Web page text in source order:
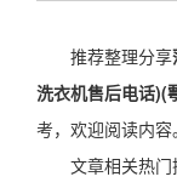
推荐整理分享
洗衣机售后电话)(
考，欢迎阅读内容。
文章相关热门